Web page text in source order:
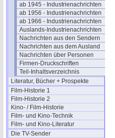
ab 1945 - Industrienachrichten
ab 1956 - Industrienachrichten
ab 1966 - Industrienachrichten
Auslands-Industrienachrichten
Nachrichten aus den Sendern
Nachrichten aus dem Ausland
Nachrichten über Personen
Firmen-Druckschriften
Teil-Inhaltsverzeichnis
Literatur, Bücher + Prospekte
Film-Historie 1
Film-Historie 2
Kino- / Film-Historie
Film- und Kino-Technik
Film- und Kino-Literatur
Die TV-Sender